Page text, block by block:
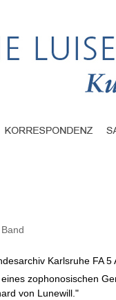
Karlsruhe FA
zophonosischen
von Lunewill."